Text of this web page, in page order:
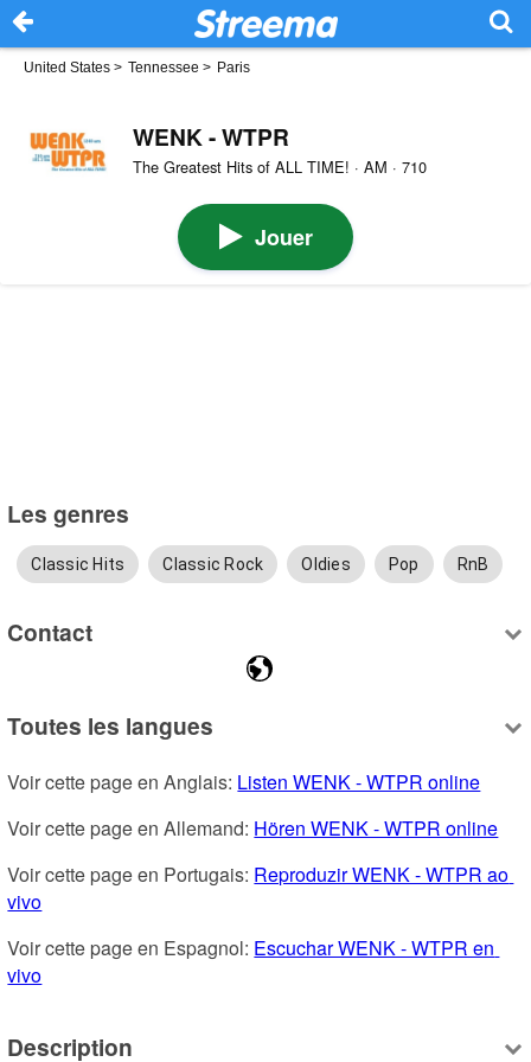
United States > Tennessee > Paris
WENK - WTPR
The Greatest Hits of ALL TIME! · AM · 710
Jouer
Les genres
Classic Hits Classic Rock Oldies Pop RnB
Contact
Toutes les langues
Voir cette page en Anglais: Listen WENK - WTPR online
Voir cette page en Allemand: Hören WENK - WTPR online
Voir cette page en Portugais: Reproduzir WENK - WTPR ao
vivo
Voir cette page en Espagnol: Escuchar WENK - WTPR en
vivo
Description